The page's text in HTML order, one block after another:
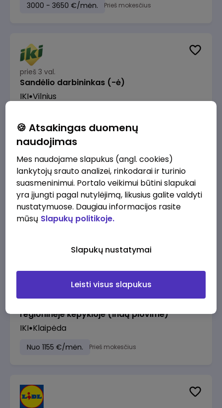
3000 - 3650 €/mėn. Prieš mokesčius
prieš 3 val.
Sandėlio darbininkas (-ė)
IKI Vilnius
prieš 3 val.
Prekybos procesų specialistas (-ė)
IKI Vilnius
2200 - 2500 €/mėn. Prieš mokesčius
Pagalbinis darbuotojas (-a) Klaipėdos
regioninėje kepykloje (indų plovime)
IKI Klaipėda
Nuo 1155 €/mėn. Prieš mokesčius
🍪 Atsakingas duomenų
naudojimas
Mes naudojame slapukus (angl. cookies)
lankytojų srauto analizei, rinkodarai ir turinio
suasmeninimui. Portalo veikimui būtini slapukai
yra įjungti pagal nutylėjimą, likusius galite valdyti
nustatymuose. Daugiau informacijos rasite
mūsų Slapukų politikoje.
Slapukų nustatymai
Leisti visus slapukus